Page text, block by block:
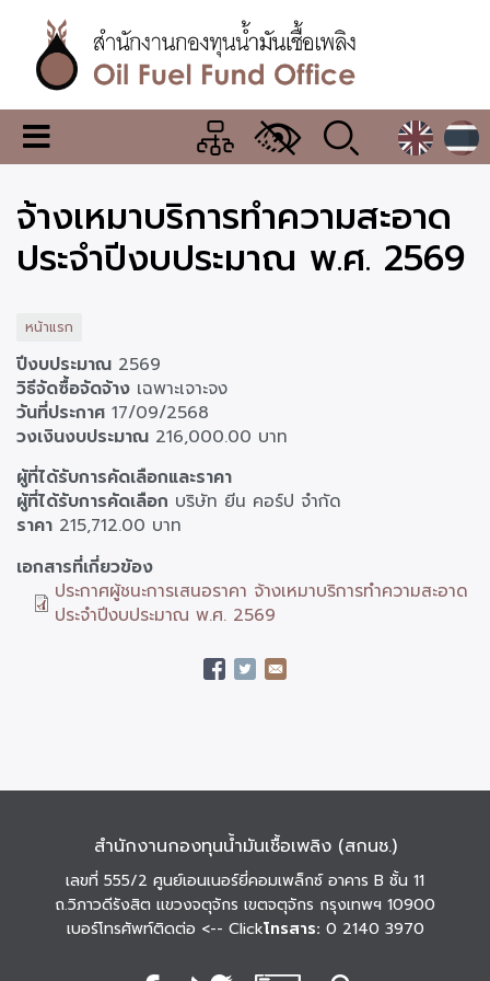
เนื้อหา
หลักสำนักงาน
กองทุน
น้ำมัน
เชื้อ
เมนู
เปลี่ยน
แสดง
ผล
จ้างเหมาบริการทำความสะอาด
ประจำปีงบประมาณ พ.ศ. 2569
หน้าแรก
ปีงบประมาณ 2569
วิธีจัดซื้อจัดจ้าง เฉพาะเจาะจง
วันที่ประกาศ 17/09/2568
วงเงินงบประมาณ 216,000.00 บาท
ผู้
ที่
ได้
การ
คัด
ผู้ที่ได้รับการคัดเลือกและราคา
ผู้ที่ได้รับการคัดเลือก บริษัท ยีน คอร์ป จำกัด
ราคา 215,712.00 บาท
เอกสารที่เกี่ยวข้อง
ประกาศผู้ชนะการเสนอราคา จ้างเหมาบริการทำความสะอาด
ประจำปีงบประมาณ พ.ศ. 2569
สำนักงานกองทุนน้ำมันเชื้อเพลิง (สกนช.)
เลขที่ 555/2 ศูนย์เอนเนอร์ยี่คอมเพล็กซ์ อาคาร B ชั้น 11
ถ.วิภาวดีรังสิต แขวงจตุจักร เขตจตุจักร กรุงเทพฯ 10900
เบอร์โทรศัพท์ติดต่อ <-- Clickโทรสาร: 0 2140 3970